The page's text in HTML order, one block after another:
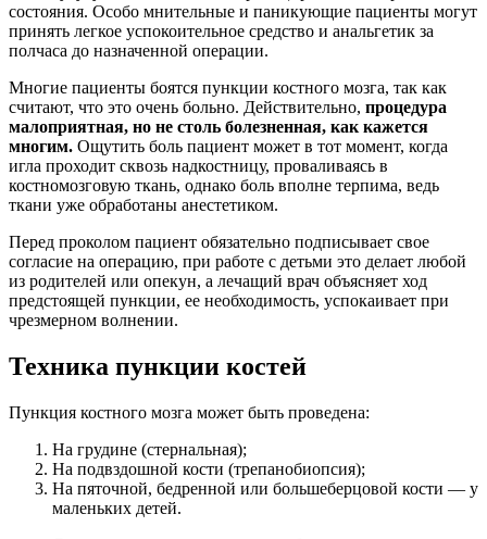
состояния. Особо мнительные и паникующие пациенты могут
принять легкое успокоительное средство и анальгетик за
полчаса до назначенной операции.
Многие пациенты боятся пункции костного мозга, так как
считают, что это очень больно. Действительно, процедура
малоприятная, но не столь болезненная, как кажется
многим. Ощутить боль пациент может в тот момент, когда
игла проходит сквозь надкостницу, проваливаясь в
костномозговую ткань, однако боль вполне терпима, ведь
ткани уже обработаны анестетиком.
Перед проколом пациент обязательно подписывает свое
согласие на операцию, при работе с детьми это делает любой
из родителей или опекун, а лечащий врач объясняет ход
предстоящей пункции, ее необходимость, успокаивает при
чрезмерном волнении.
Техника пункции костей
Пункция костного мозга может быть проведена:
На грудине (стернальная);
На подвздошной кости (трепанобиопсия);
На пяточной, бедренной или большеберцовой кости — у
маленьких детей.